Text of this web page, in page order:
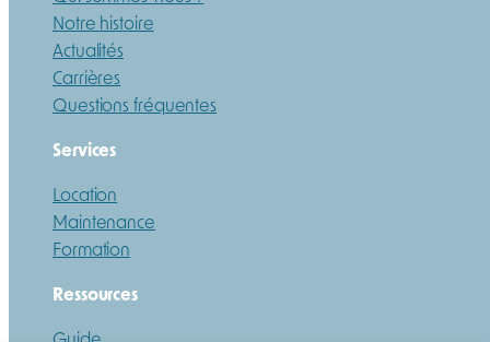
Notre histoire
Actualités
Carrières
Questions fréquentes
Services
Location
Maintenance
Formation
Ressources